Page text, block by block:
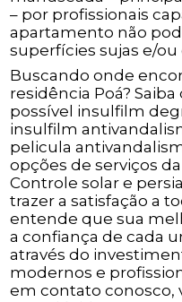
– por profissionais
apartamento não
superfícies sujas e/
Buscando onde
residência Poá?
possível insulfilm
insulfilm
pelicula
opções de serviços
Controle solar e
trazer a satisfação a
entende que sua
a confiança de cada
através do
modernos e
em contato conosco,